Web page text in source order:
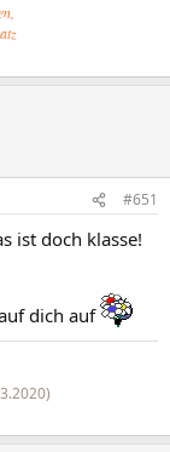
#651
ist doch klasse!
dich auf